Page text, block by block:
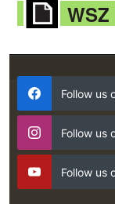
Follow us
Follow us
Follow us